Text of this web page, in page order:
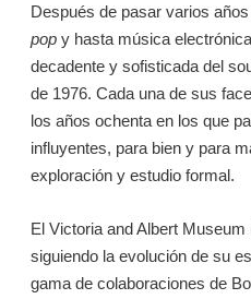
Después de pasar varios
pop y hasta música
decadente y sofisticada del
de 1976. Cada una de sus
los años ochenta en los que
influyentes, para bien y para
exploración y estudio formal.
El Victoria and Albert
siguiendo la evolución de su
gama de colaboraciones de